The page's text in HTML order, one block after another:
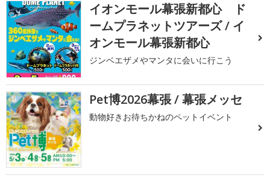
イオンモール幕張新都心 ド
ームプラネットツアーズ / イ
オンモール幕張新都心
ジンベエザメやマンタに会いに行こう
Pet博2026幕張 / 幕張メッセ
動物好きお待ちかねのペットイベント